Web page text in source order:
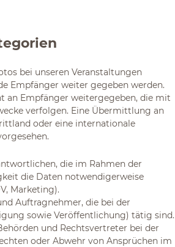
bei unseren Veranstaltungen
Empfänger weiter gegeben werden.
an Empfänger weitergegeben, die mit
verfolgen. Eine Übermittlung an
oder eine internationale
die im Rahmen der
die Daten notwendigerweise
Marketing).
Auftragnehmer, die bei der
sowie Veröffentlichung) tätig sind.
und Rechtsvertreter bei der
oder Abwehr von Ansprüchen im